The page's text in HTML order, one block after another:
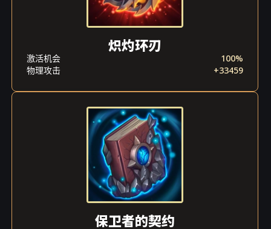
炽灼环刃
激活机会
100%
物理攻击
+33459
保卫者的契约